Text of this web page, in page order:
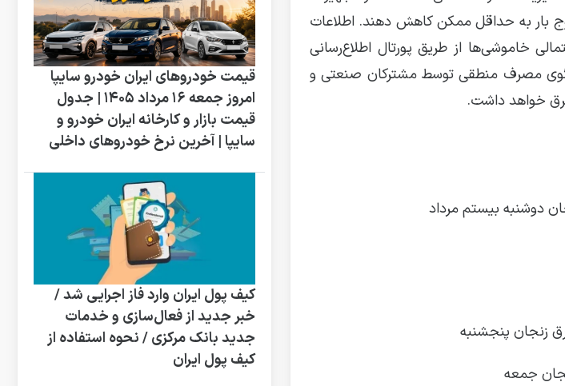
بار به حداقل ممکن کاهش دهند. اطلاعات
خاموشی‌ها از طریق پورتال اطلاع‌رسانی
مصرف منطقی توسط مشترکان صنعتی و
خواهد داشت.
قیمت خودروهای ایران خودرو سایپا
امروز جمعه 16 مرداد 1405 | جدول
قیمت بازار و کارخانه ایران خودرو و
سایپا | آخرین نرخ خودروهای داخلی
کیف پول ایران وارد فاز اجرایی شد /
خبر جدید از فعال‌سازی و خدمات
جدید بانک مرکزی / نحوه استفاده از
کیف پول ایران